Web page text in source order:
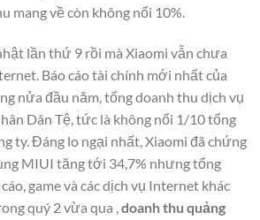
mang về còn không nổi 10%.
lần thứ 9 rồi mà Xiaomi vẫn chưa
Báo cáo tài chính mới nhất của
nửa đầu năm, tổng doanh thu dịch vụ
Dân Tệ, tức là không nổi 1/10 tổng
ty. Đáng lo ngại nhất, Xiaomi đã chứng
MIUI tăng tới 34,7% nhưng tổng
game và các dịch vụ Internet khác
quý 2 vừa qua ,doanh thu quảng